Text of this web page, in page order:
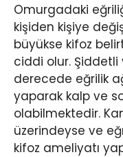
Omurgadaki
kişiden kişiye
büyükse kifoz
ciddi olur. Şiddetli
derecede eğrilik
yaparak kalp ve
olabilmektedir.
üzerindeyse ve
kifoz ameliyatı